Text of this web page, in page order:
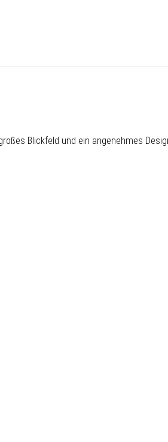
Blickfeld und ein angenehmes